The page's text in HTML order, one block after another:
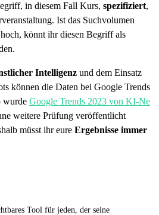
in diesem Fall Kurs, spezifiziert,
Ist das Suchvolumen
könnt ihr diesen Begriff als
Intelligenz und dem Einsatz
können die Daten bei Google Trends
wurde Google Trends 2023 von KI-Ne
weitere Prüfung veröffentlicht
müsst ihr eure Ergebnisse immer
Tool für jeden, der seine